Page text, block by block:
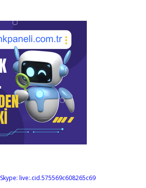
Skype: live:.cid.575569c608265c69